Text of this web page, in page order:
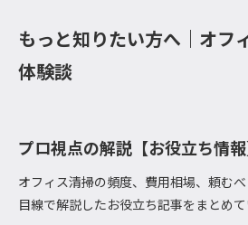
もっと知りたい方へ｜オフ
体験談
プロ視点の解説【お役立ち情報
オフィス清掃の頻度、費用相場、頼む
目線で解説したお役立ち記事をまとめて